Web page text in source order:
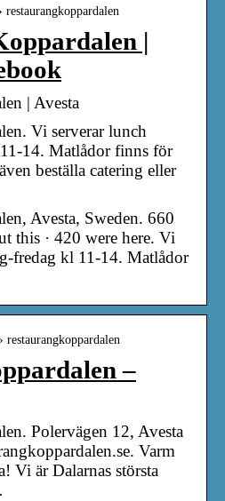
|
| Avesta
Vi serverar lunch
14. Matlådor finns för
beställa catering eller
Avesta, Sweden. 660
this · 420 were here. Vi
fredag kl 11-14. Matlådor
–
Polervägen 12, Avesta
Varm
Vi är Dalarnas största